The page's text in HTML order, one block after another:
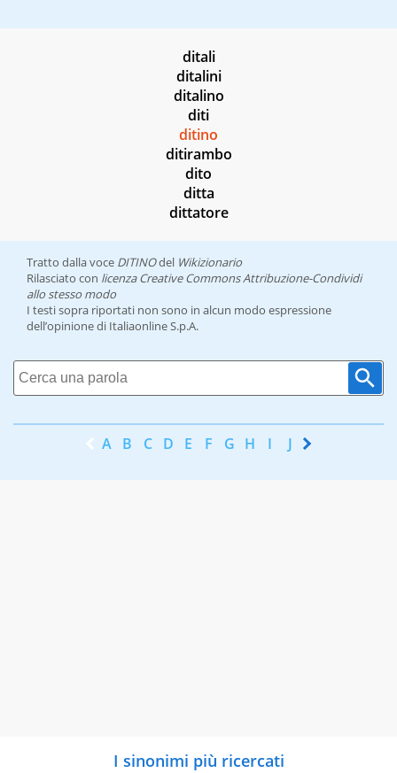
ditali
ditalini
ditalino
diti
ditino
ditirambo
dito
ditta
dittatore
Tratto dalla voce DITINOdel Wikizionario
Rilasciato con licenza Creative Commons Attribuzione-Condividi
allo stesso modo
I testi sopra riportati non sono in alcun modo espressione
dell’opinione di Italiaonline S.p.A.
A B C D E F G H I J K
I sinonimi più ricercati